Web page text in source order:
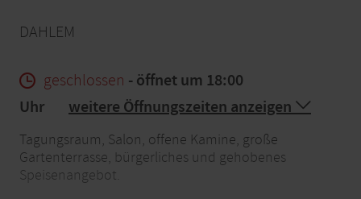
DAHLEM
geschlossen - öffnet um 18:00
Uhr
weitere Öffnungszeiten anzeigen
Tagungsraum, Salon, offene Kamine, große
Gartenterrasse, bürgerliches und gehobenes
Speisenangebot.